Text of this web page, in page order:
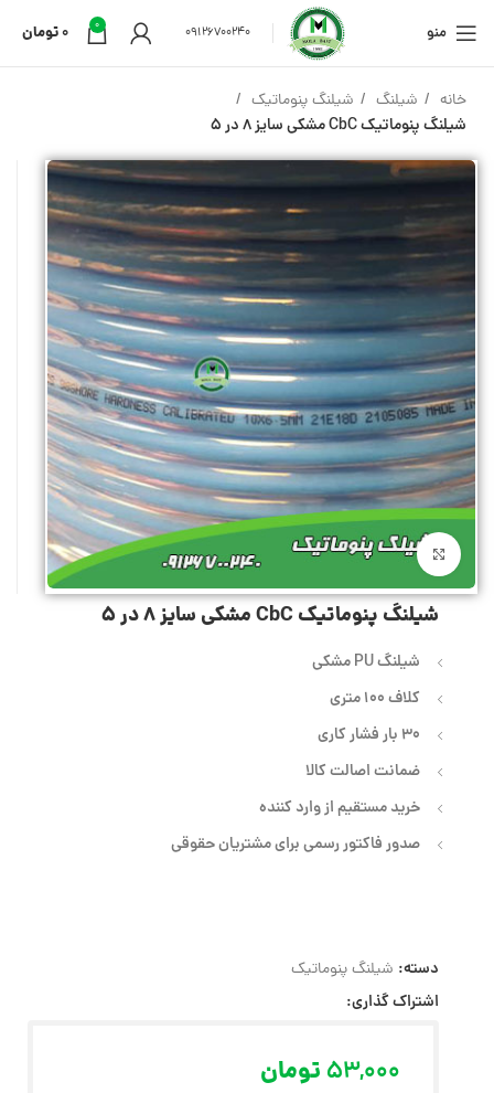
منو 09126700240
0
0تومان
خانه شیلنگ شیلنگ پنوماتیک
شیلنگ پنوماتیک CbC مشکی سایز 8 در 5
بزرگنمایی تصویر
شیلنگ پنوماتیک CbC مشکی سایز 8 در 5
شیلنگ PU مشکی
کلاف 100 متری
30 بار فشار کاری
ضمانت اصالت کالا
خرید مستقیم از وارد کننده
صدور فاکتور رسمی برای مشتریان حقوقی
دسته: شیلنگ پنوماتیک
اشتراک گذاری:
53,000 تومان